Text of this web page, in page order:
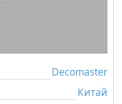
Decomaster
Китай